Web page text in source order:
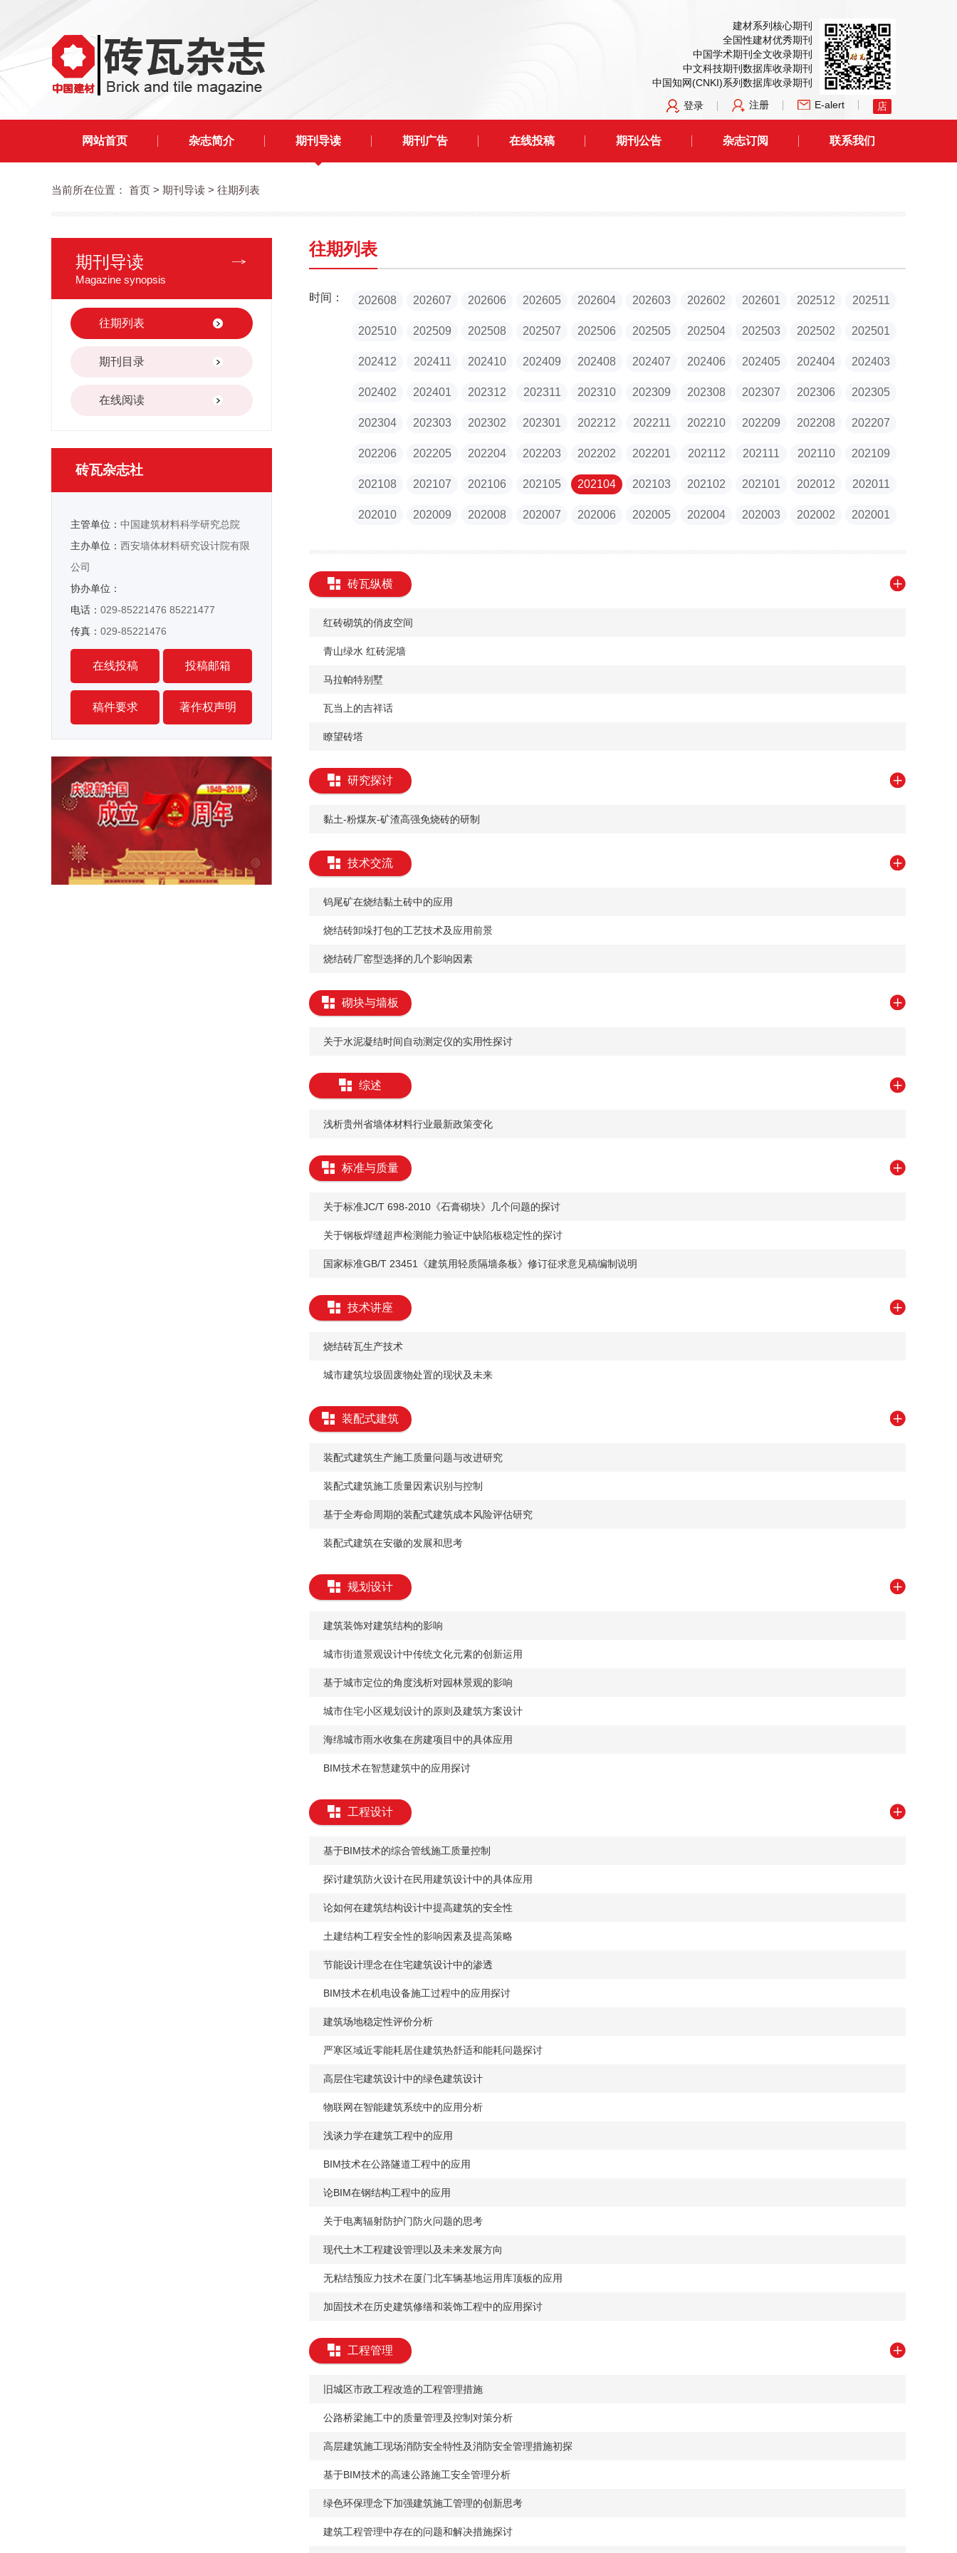
建材系列核心期刊
全国性建材优秀期刊
中国学术期刊全文收录期刊
中文科技期刊数据库收录期刊
中国知网(CNKI)系列数据库收录期刊
登录
注册 E-alert 店
网站首页 杂志简介 期刊导读 期刊广告 在线投稿 期刊公告 杂志订阅 联系我们
当前所在位置： 首页 > 期刊导读 > 往期列表
期刊导读
Magazine synopsis
往期列表
期刊目录
在线阅读
砖瓦杂志社
主管单位： 中国建筑材料科学研究总院
主办单位： 西安墙体材料研究设计院有限
公司
协办单位：
电话： 029-85221476 85221477
传真： 029-85221476
在线投稿 投稿邮箱
稿件要求 著作权声明
往期列表
时间： 202608 202607 202606 202605 202604 202603 202602 202601 202512 202511
202510 202509 202508 202507 202506 202505 202504 202503 202502 202501
202412 202411 202410 202409 202408 202407 202406 202405 202404 202403
202402 202401 202312 202311 202310 202309 202308 202307 202306 202305
202304 202303 202302 202301 202212 202211 202210 202209 202208 202207
202206 202205 202204 202203 202202 202201 202112 202111 202110 202109
202108 202107 202106 202105 202104 202103 202102 202101 202012 202011
202010 202009 202008 202007 202006 202005 202004 202003 202002 202001
砖瓦纵横
红砖砌筑的俏皮空间
青山绿水 红砖泥墙
马拉帕特别墅
瓦当上的吉祥话
瞭望砖塔
研究探讨
黏土-粉煤灰-矿渣高强免烧砖的研制
技术交流
钨尾矿在烧结黏土砖中的应用
烧结砖卸垛打包的工艺技术及应用前景
烧结砖厂窑型选择的几个影响因素
砌块与墙板
关于水泥凝结时间自动测定仪的实用性探讨
综述
浅析贵州省墙体材料行业最新政策变化
标准与质量
关于标准JC/T 698-2010《石膏砌块》几个问题的探讨
关于钢板焊缝超声检测能力验证中缺陷板稳定性的探讨
国家标准GB/T 23451《建筑用轻质隔墙条板》修订征求意见稿编制说明
技术讲座
烧结砖瓦生产技术
城市建筑垃圾固废物处置的现状及未来
装配式建筑
装配式建筑生产施工质量问题与改进研究
装配式建筑施工质量因素识别与控制
基于全寿命周期的装配式建筑成本风险评估研究
装配式建筑在安徽的发展和思考
规划设计
建筑装饰对建筑结构的影响
城市街道景观设计中传统文化元素的创新运用
基于城市定位的角度浅析对园林景观的影响
城市住宅小区规划设计的原则及建筑方案设计
海绵城市雨水收集在房建项目中的具体应用
BIM技术在智慧建筑中的应用探讨
工程设计
基于BIM技术的综合管线施工质量控制
探讨建筑防火设计在民用建筑设计中的具体应用
论如何在建筑结构设计中提高建筑的安全性
土建结构工程安全性的影响因素及提高策略
节能设计理念在住宅建筑设计中的渗透
BIM技术在机电设备施工过程中的应用探讨
建筑场地稳定性评价分析
严寒区域近零能耗居住建筑热舒适和能耗问题探讨
高层住宅建筑设计中的绿色建筑设计
物联网在智能建筑系统中的应用分析
浅谈力学在建筑工程中的应用
BIM技术在公路隧道工程中的应用
论BIM在钢结构工程中的应用
关于电离辐射防护门防火问题的思考
现代土木工程建设管理以及未来发展方向
无粘结预应力技术在厦门北车辆基地运用库顶板的应用
加固技术在历史建筑修缮和装饰工程中的应用探讨
工程管理
旧城区市政工程改造的工程管理措施
公路桥梁施工中的质量管理及控制对策分析
高层建筑施工现场消防安全特性及消防安全管理措施初探
基于BIM技术的高速公路施工安全管理分析
绿色环保理念下加强建筑施工管理的创新思考
建筑工程管理中存在的问题和解决措施探讨